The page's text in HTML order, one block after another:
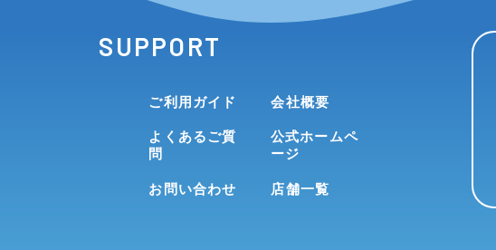
SUPPORT
ご利用ガイド
よくあるご質
問
お問い合わせ
会社概要
公式ホームペ
ージ
店舗一覧